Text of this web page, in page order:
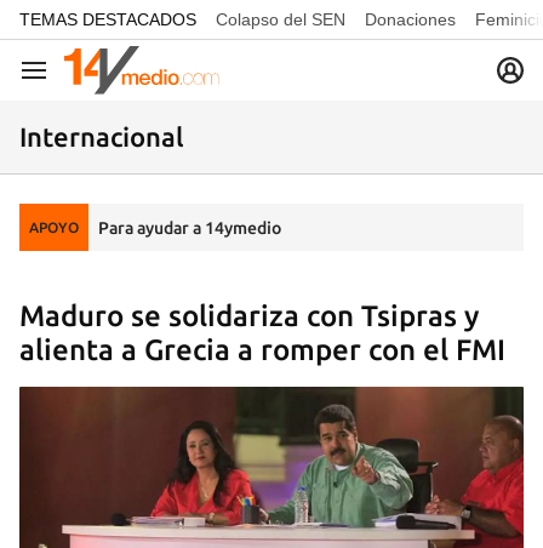
common.go-to-content
TEMAS DESTACADOS Colapso del SEN Donaciones
Navegación
Internacional
APOYO Para ayudar a 14ymedio
Maduro se solidariza con Tsipras y
alienta a Grecia a romper con el FMI